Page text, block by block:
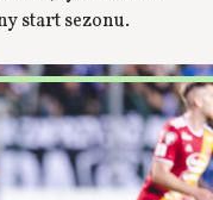
start sezonu.